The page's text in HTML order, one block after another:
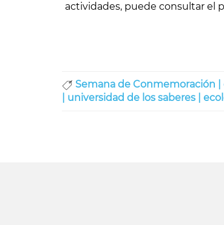
actividades, puede consultar el
Semana de Conmemoración |
universidad de los saberes |